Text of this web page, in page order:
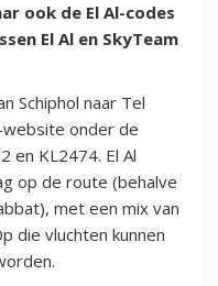
ook de El Al-codes
El Al en SkyTeam
Schiphol naar Tel
website onder de
en KL2474. El Al
op de route (behalve
met een mix van
die vluchten kunnen